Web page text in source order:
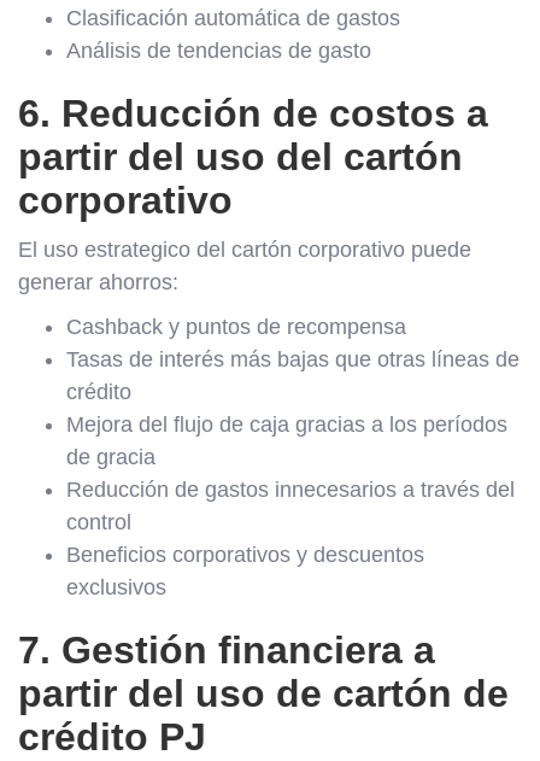
Clasificación automática de gastos
Análisis de tendencias de gasto
6. Reducción de costos a
partir del uso del cartón
corporativo
El uso estrategico del cartón corporativo puede
generar ahorros:
Cashback y puntos de recompensa
Tasas de interés más bajas que otras líneas de
crédito
Mejora del flujo de caja gracias a los períodos
de gracia
Reducción de gastos innecesarios a través del
control
Beneficios corporativos y descuentos
exclusivos
7. Gestión financiera a
partir del uso de cartón de
crédito PJ